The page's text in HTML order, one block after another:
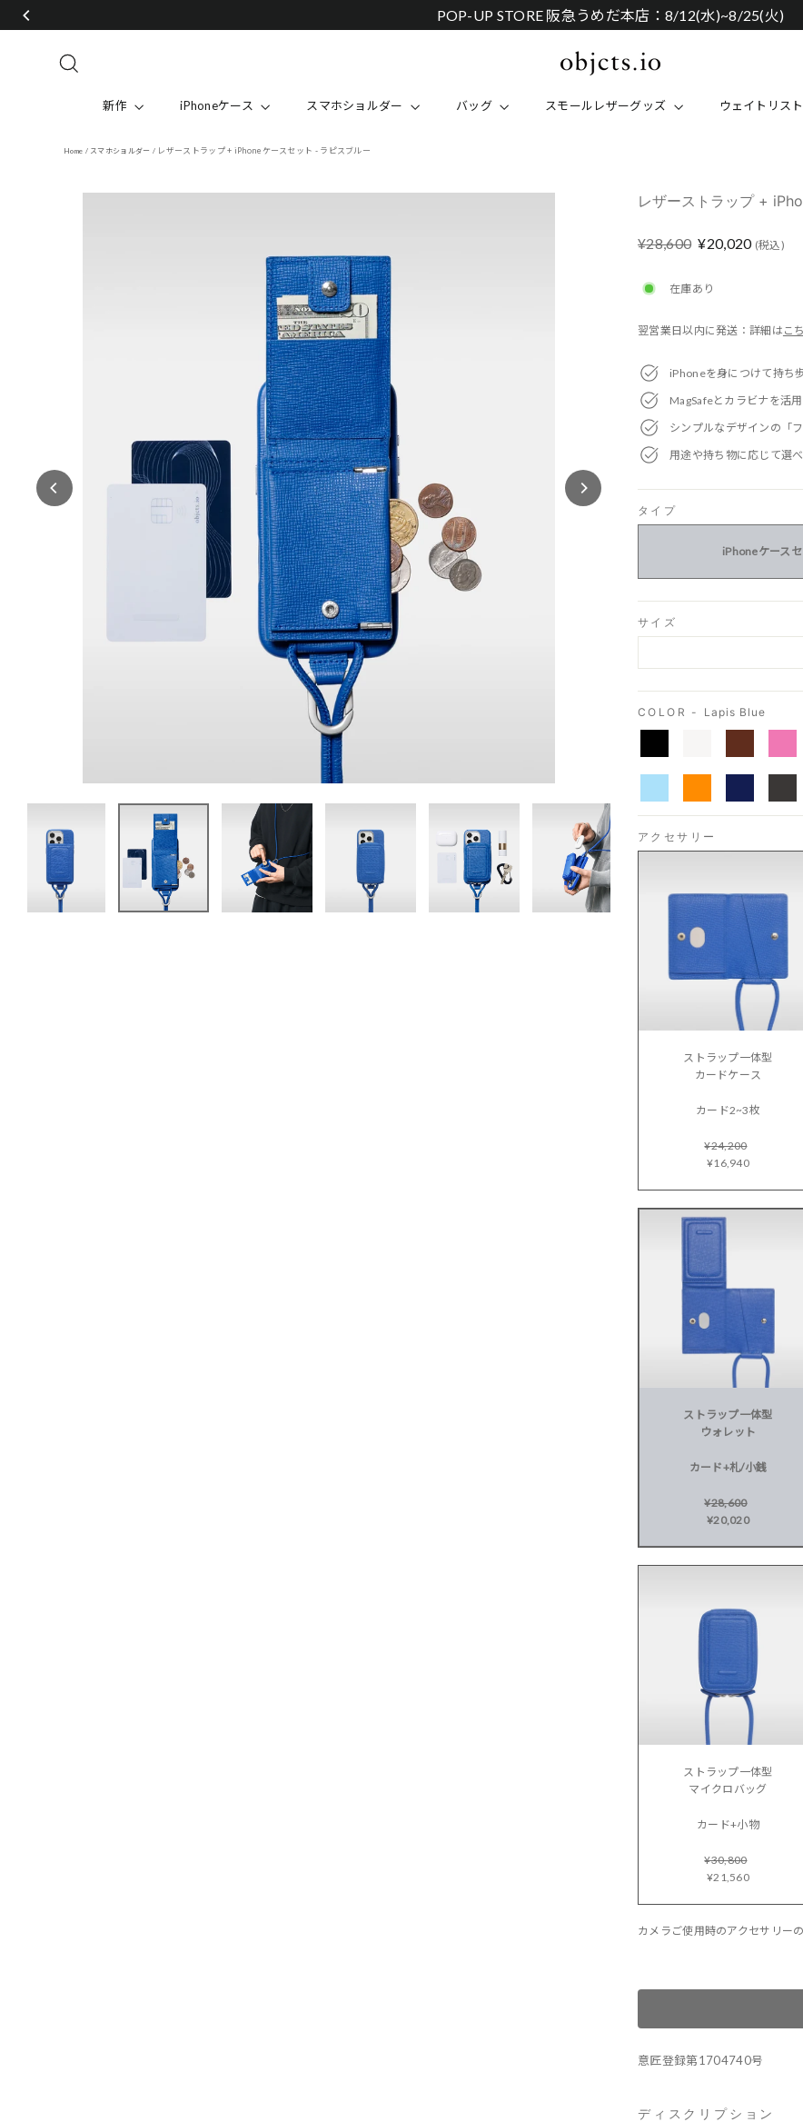
content
POP-UP STORE 阪急うめだ本店：8/12(水)~8/25(火)
新作 iPhoneケース スマホショルダー バッグ スモールレザーグッズ ウェイトリスト
Home / スマホショルダー / レザーストラップ + iPhoneケースセット - ラピスブルー
レザーストラップ +
Regular
¥28,600 Sale
¥20,020 (税込)
在庫あり
翌営業日以内に発送：詳細は こ
iPhoneを身につけて持ち
MagSafeとカラビナを活
シンプルなデザインの「
用途や持ち物に応じて選べ
タイプ
iPhoneケース
サイズ
COLOR - Lapis Blue
アクセサリー
ストラップ一体型
カードケース
カード2~3枚
¥24,200
¥16,940
ストラップ一体型
ウォレット
カード+札/小銭
¥28,600
¥20,020
ストラップ一体型
マイクロバッグ
カード+小物
¥30,800
¥21,560
カメラご使用時のアクセサリー
意匠登録第1704740号
ディスクリプション